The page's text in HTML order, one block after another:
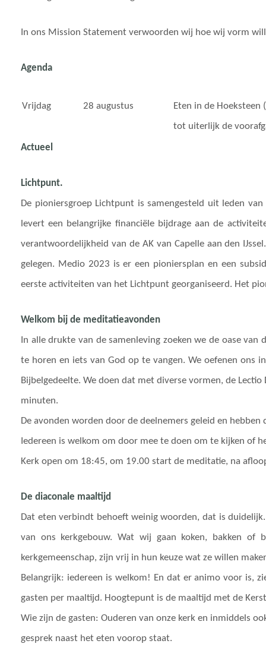
In ons Mission Statement verwoorden wij hoe wij vorm
Agenda
Vrijdag 28 augustus
Eten in de
tot uiterlijk de
Actueel
Lichtpunt.
De pioniersgroep Lichtpunt is samengesteld uit leden
levert een belangrijke financiële bijdrage aan de
verantwoordelijkheid van de AK van Capelle aan den
gelegen. Medio 2023 is er een pioniersplan en een
eerste activiteiten van het Lichtpunt georganiseerd. Het
Welkom bij de meditatieavonden
In alle drukte van de samenleving zoeken we de oase
te horen en iets van God op te vangen. We oefenen ons
Bijbelgedeelte. We doen dat met diverse vormen, de
minuten.
De avonden worden door de deelnemers geleid en
Iedereen is welkom om door mee te doen om te kijken of
Kerk open om 18:45, om 19.00 start de meditatie, na
De diaconale maaltijd
Dat eten verbindt behoeft weinig woorden, dat is
van ons kerkgebouw. Wat wij gaan koken, bakken
kerkgemeenschap, zijn vrij in hun keuze wat ze willen
Belangrijk: iedereen is welkom! En dat er animo voor is,
gasten per maaltijd. Hoogtepunt is de maaltijd met de
Wie zijn de gasten: Ouderen van onze kerk en inmiddels
gesprek naast het eten voorop staat.